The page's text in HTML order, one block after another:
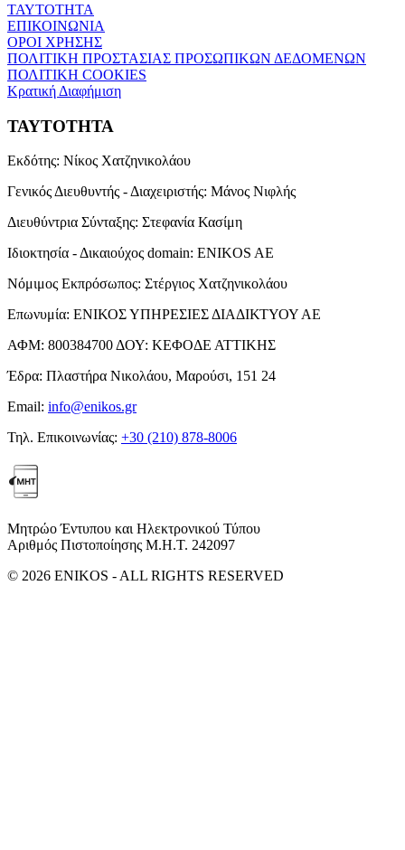
ΤΑΥΤΟΤΗΤΑ
ΕΠΙΚΟΙΝΩΝΙΑ
ΟΡΟΙ ΧΡΗΣΗΣ
ΠΟΛΙΤΙΚΗ ΠΡΟΣΤΑΣΙΑΣ ΠΡΟΣΩΠΙΚΩΝ ΔΕΔΟΜΕΝΩΝ
ΠΟΛΙΤΙΚΗ COOKIES
Κρατική Διαφήμιση
ΤΑΥΤΟΤΗΤΑ
Εκδότης: Νίκος Χατζηνικολάου
Γενικός Διευθυντής - Διαχειριστής: Μάνος Νιφλής
Διευθύντρια Σύνταξης: Στεφανία Κασίμη
Ιδιοκτησία - Δικαιούχος domain: ENIKOS AE
Νόμιμος Εκπρόσωπος: Στέργιος Χατζηνικολάου
Επωνυμία: ΕΝΙΚΟΣ ΥΠΗΡΕΣΙΕΣ ΔΙΑΔΙΚΤΥΟΥ ΑΕ
ΑΦΜ: 800384700 ΔΟΥ: ΚΕΦΟΔΕ ΑΤΤΙΚΗΣ
Έδρα: Πλαστήρα Νικολάου, Μαρούσι, 151 24
Email: info@enikos.gr
Τηλ. Επικοινωνίας: +30 (210) 878-8006
Μητρώο Έντυπου και Ηλεκτρονικού Τύπου
Αριθμός Πιστοποίησης Μ.Η.Τ. 242097
© 2026 ENIKOS - ALL RIGHTS RESERVED